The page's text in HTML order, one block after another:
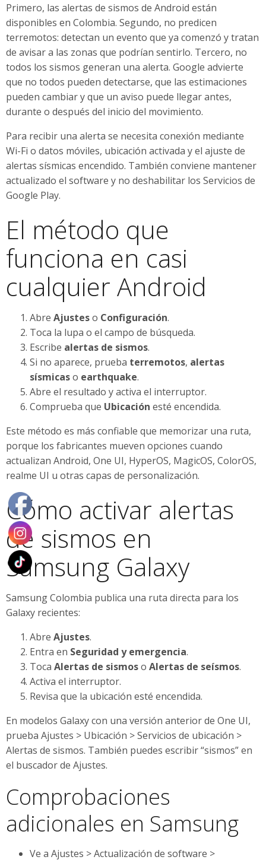
Primero, las alertas de sismos de Android están
disponibles en Colombia. Segundo, no predicen
terremotos: detectan un evento que ya comenzó y tratan
de avisar a las zonas que podrían sentirlo. Tercero, no
todos los sismos generan una alerta. Google advierte
que no todos pueden detectarse, que las estimaciones
pueden cambiar y que un aviso puede llegar antes,
durante o después del inicio del movimiento.
Para recibir una alerta se necesita conexión mediante
Wi-Fi o datos móviles, ubicación activada y el ajuste de
alertas sísmicas encendido. También conviene mantener
actualizado el software y no deshabilitar los Servicios de
Google Play.
El método que
funciona en casi
cualquier Android
Abre Ajusteso Configuración.
Toca la lupa o el campo de búsqueda.
Escribe alertas de sismos.
Si no aparece, prueba terremotos, alertas
sísmicaso earthquake.
Abre el resultado y activa el interruptor.
Comprueba que Ubicación esté encendida.
Este método es más confiable que memorizar una ruta,
porque los fabricantes mueven opciones cuando
actualizan Android, One UI, HyperOS, MagicOS, ColorOS,
realme UI u otras capas de personalización.
Cómo activar alertas
de sismos en
Samsung Galaxy
Samsung Colombia publica una ruta directa para los
Galaxy recientes:
Abre Ajustes.
Entra en Seguridad y emergencia.
Toca Alertas de sismoso Alertas de seísmos.
Activa el interruptor.
Revisa que la ubicación esté encendida.
En modelos Galaxy con una versión anterior de One UI,
prueba Ajustes > Ubicación > Servicios de ubicación >
Alertas de sismos. También puedes escribir “sismos” en
el buscador de Ajustes.
Comprobaciones
adicionales en Samsung
Ve a Ajustes > Actualización de software >